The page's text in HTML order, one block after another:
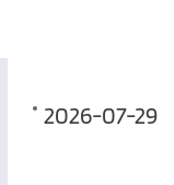
2026-07-29